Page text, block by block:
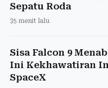
Sepatu Roda
35 menit lalu
Sisa Falcon 9
Ini Kekhawatiran
SpaceX